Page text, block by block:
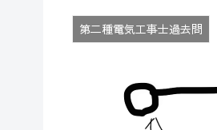
第二種電気工事士過去問